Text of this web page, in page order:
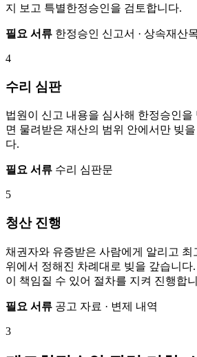
지 보고 특별한정승인을 검토합니다.
필요 서류 한정승인 신고서 · 상속재산
4
수리 심판
법원이 신고 내용을 심사해 한정승인을
면 물려받은 재산의 범위 안에서만 빚
다.
필요 서류 수리 심판문
5
청산 진행
채권자와 유증받은 사람에게 알리고 최
위에서 정해진 차례대로 빚을 갚습니다
이 책임질 수 있어 절차를 지켜 진행합
필요 서류 공고 자료 · 변제 내역
3